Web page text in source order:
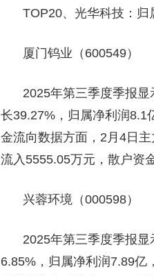
TOP20、光华科技：
厦门钨业（600549）
2025年第三季度季报
长39.27%，归属净利润8.1
金流向数据方面，2月4日
流入5555.05万元，散户资
兴蓉环境（000598）
2025年第三季度季报
6.85%，归属净利润7.89亿